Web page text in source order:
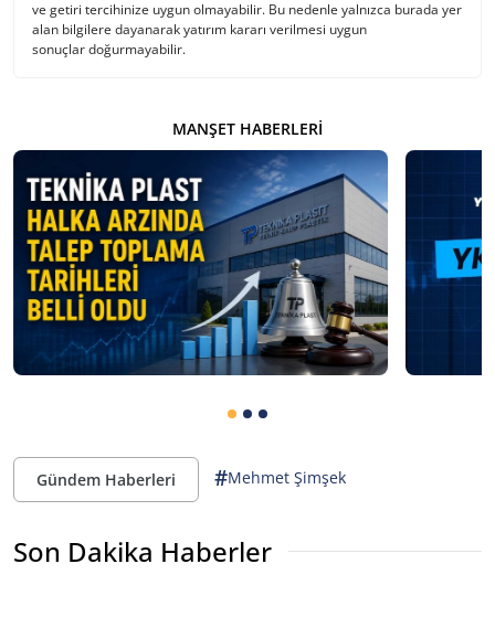
ve getiri tercihinize uygun olmayabilir. Bu nedenle yalnızca burada yer
alan bilgilere dayanarak yatırım kararı verilmesi uygun
sonuçlar doğurmayabilir.
MANŞET HABERLERI
Gündem Haberleri #Mehmet Şimşek
Son Dakika Haberler